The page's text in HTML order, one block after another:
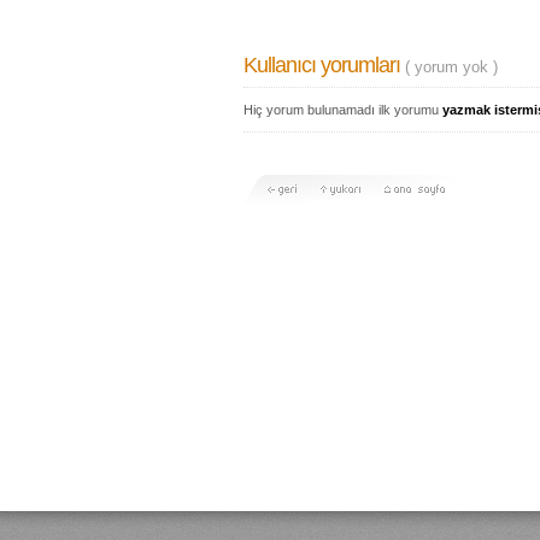
Kullanıcı yorumları ( yorum yok )
Hiç yorum bulunamadı ilk yorumu yazmak